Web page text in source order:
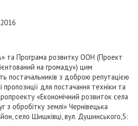
та Програма розвитку ООН (Проект
на громаду») цим
постачальників з доброю репутацією
пропозиції для постачання техніки та
«Економічний розвиток села
з обробітку землі» Чернівецька
село Шишківці, вул. Душинського,5: